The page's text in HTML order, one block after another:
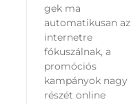
gek ma
automatikusan az
internetre
fókuszálnak, a
promóciós
kampányok nagy
részét online